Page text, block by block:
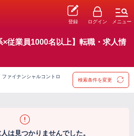
登録 ログイン メニュー
×従業員1000名以上】転職・求人情
ァイナンシャルコントロ
検索条件を変更
は見つかりませんでした。